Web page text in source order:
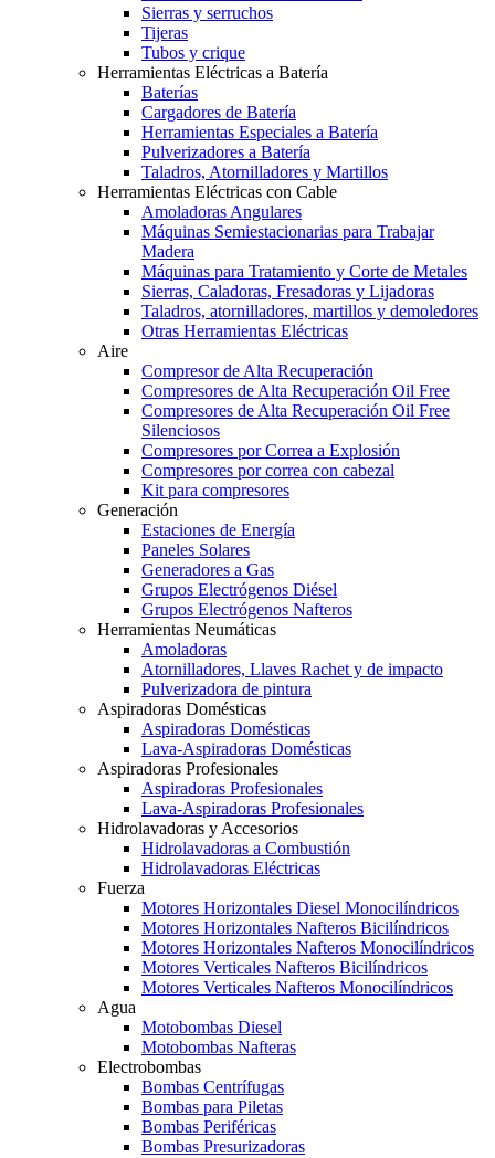
Sierras y serruchos
Tijeras
Tubos y crique
Herramientas Eléctricas a Batería
Baterías
Cargadores de Batería
Herramientas Especiales a Batería
Pulverizadores a Batería
Taladros, Atornilladores y Martillos
Herramientas Eléctricas con Cable
Amoladoras Angulares
Máquinas Semiestacionarias para Trabajar
Madera
Máquinas para Tratamiento y Corte de Metales
Sierras, Caladoras, Fresadoras y Lijadoras
Taladros, atornilladores, martillos y demoledores
Otras Herramientas Eléctricas
Aire
Compresor de Alta Recuperación
Compresores de Alta Recuperación Oil Free
Compresores de Alta Recuperación Oil Free
Silenciosos
Compresores por Correa a Explosión
Compresores por correa con cabezal
Kit para compresores
Generación
Estaciones de Energía
Paneles Solares
Generadores a Gas
Grupos Electrógenos Diésel
Grupos Electrógenos Nafteros
Herramientas Neumáticas
Amoladoras
Atornilladores, Llaves Rachet y de impacto
Pulverizadora de pintura
Aspiradoras Domésticas
Aspiradoras Domésticas
Lava-Aspiradoras Domésticas
Aspiradoras Profesionales
Aspiradoras Profesionales
Lava-Aspiradoras Profesionales
Hidrolavadoras y Accesorios
Hidrolavadoras a Combustión
Hidrolavadoras Eléctricas
Fuerza
Motores Horizontales Diesel Monocilíndricos
Motores Horizontales Nafteros Bicilíndricos
Motores Horizontales Nafteros Monocilíndricos
Motores Verticales Nafteros Bicilíndricos
Motores Verticales Nafteros Monocilíndricos
Agua
Motobombas Diesel
Motobombas Nafteras
Electrobombas
Bombas Centrífugas
Bombas para Piletas
Bombas Periféricas
Bombas Presurizadoras